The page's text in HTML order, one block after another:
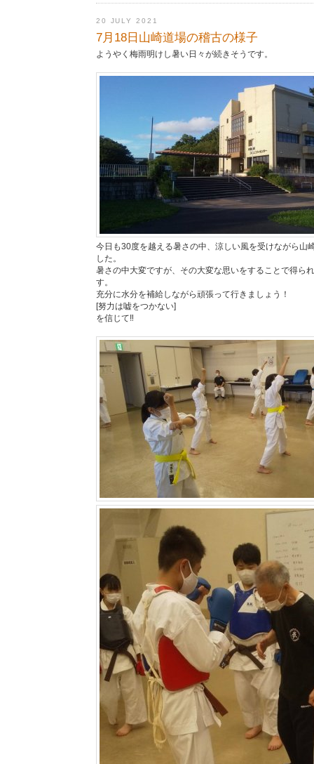
20 JULY 2021
7月18日山崎道場の稽古の様子
ようやく梅雨明けし暑い日々が続きそうです。
今日も30度を越える暑さの中、涼しい風を受けながら山
した。
暑さの中大変ですが、その大変な思いをすることで得ら
す。
充分に水分を補給しながら頑張って行きましょう！
[努力は嘘をつかない]
を信じて‼️